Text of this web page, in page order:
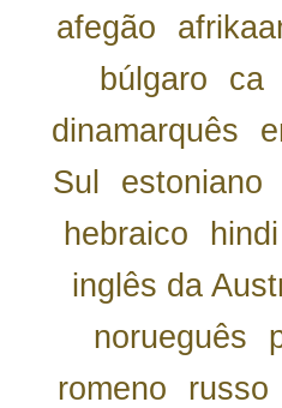
afegão
búlgaro
ca
dinamarquês
Sul
estoniano
hebraico
hindi
inglês da
norueguês
romeno
russo